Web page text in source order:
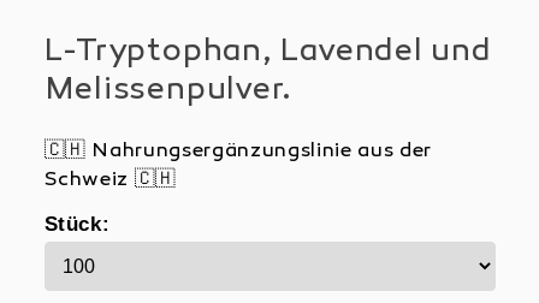
L-Tryptophan, Lavendel und
Melissenpulver.
🇨🇭 Nahrungsergänzungslinie aus der
Schweiz 🇨🇭
Verwendung:
Am Abend 1 Kapseln mit Wasser einnehmen.
Stück: